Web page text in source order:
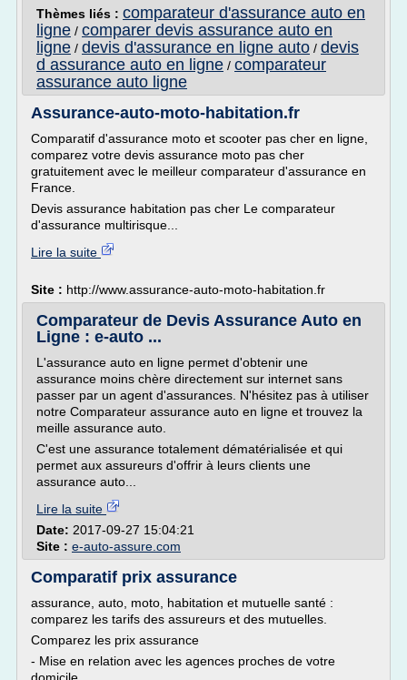
Thèmes liés : comparateur d'assurance auto en
ligne / comparer devis assurance auto en
ligne / devis d'assurance en ligne auto / devis
d assurance auto en ligne / comparateur
assurance auto ligne
Assurance-auto-moto-habitation.fr
Comparatif d'assurance moto et scooter pas cher en ligne,
comparez votre devis assurance moto pas cher
gratuitement avec le meilleur comparateur d'assurance en
France.
Devis assurance habitation pas cher Le comparateur
d'assurance multirisque...
Lire la suite
Site : http://www.assurance-auto-moto-habitation.fr
Comparateur de Devis Assurance Auto en
Ligne : e-auto ...
L'assurance auto en ligne permet d'obtenir une
assurance moins chère directement sur internet sans
passer par un agent d'assurances. N'hésitez pas à utiliser
notre Comparateur assurance auto en ligne et trouvez la
meille assurance auto.
C'est une assurance totalement dématérialisée et qui
permet aux assureurs d'offrir à leurs clients une
assurance auto...
Lire la suite
Date: 2017-09-27 15:04:21
Site : e-auto-assure.com
Comparatif prix assurance
assurance, auto, moto, habitation et mutuelle santé :
comparez les tarifs des assureurs et des mutuelles.
Comparez les prix assurance
- Mise en relation avec les agences proches de votre